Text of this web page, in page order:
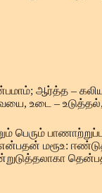
துன்பமாம்;
உடை –
பெரும்
மரூஉ: